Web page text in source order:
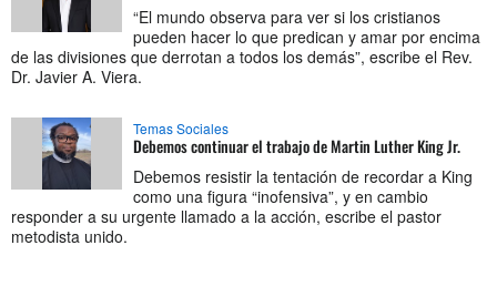
“El mundo observa para ver si los cristianos
pueden hacer lo que predican y amar por encima
de las divisiones que derrotan a todos los demás”, escribe el Rev.
Dr. Javier A. Viera.
Temas Sociales
Debemos continuar el trabajo de Martin Luther King Jr.
Debemos resistir la tentación de recordar a King
como una figura “inofensiva”, y en cambio
responder a su urgente llamado a la acción, escribe el pastor
metodista unido.